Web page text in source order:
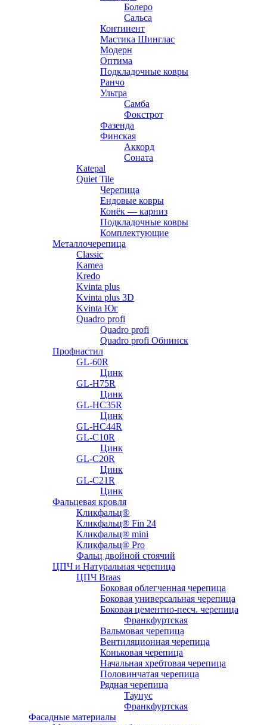
Болеро
Сальса
Континент
Мастика Шинглас
Модерн
Оптима
Подкладочные ковры
Ранчо
Ультра
Самба
Фокстрот
Фазенда
Финская
Аккорд
Соната
Katepal
Quiet Tile
Черепица
Ендовые ковры
Конёк — карниз
Подкладочные ковры
Комплектующие
Металлочерепица
Classic
Kamea
Kredo
Kvinta plus
Kvinta plus 3D
Kvinta Юг
Quadro profi
Quadro profi
Quadro profi Обнинск
Профнастил
GL-60R
Цинк
GL-H75R
Цинк
GL-HC35R
Цинк
GL-HC44R
GL-С10R
Цинк
GL-С20R
Цинк
GL-С21R
Цинк
Фальцевая кровля
Кликфальц®
Кликфальц® Fin 24
Кликфальц® mini
Кликфальц® Pro
Фальц двойной стоячий
ЦПЧ и Натуральная черепица
ЦПЧ Braas
Боковая облегченная черепица
Боковая универсальная черепица
Боковая цементно-песч. черепица
Франкфуртская
Вальмовая черепица
Вентиляционная черепица
Коньковая черепица
Начальная хребтовая черепица
Половинчатая черепица
Рядная черепица
Таунус
Франкфуртская
Фасадные материалы